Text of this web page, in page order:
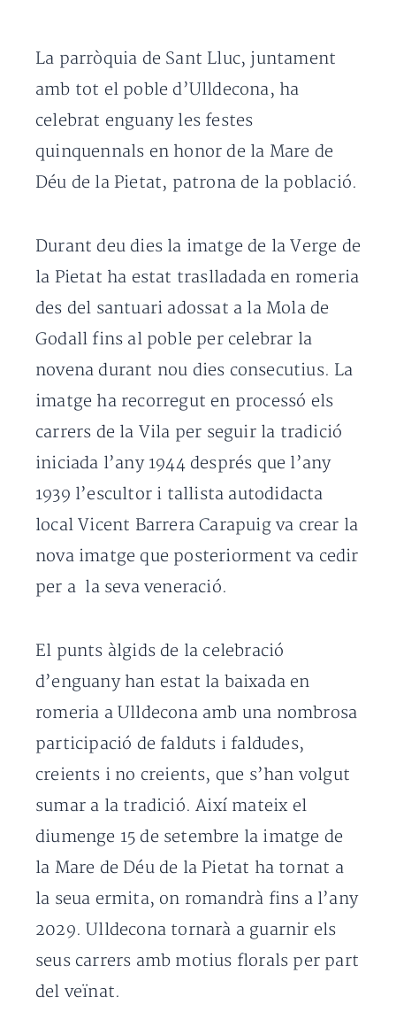
La parròquia de Sant Lluc, juntament
amb tot el poble d’Ulldecona, ha
celebrat enguany les festes
quinquennals en honor de la Mare de
Déu de la Pietat, patrona de la població.
Durant deu dies la imatge de la Verge de
la Pietat ha estat traslladada en romeria
des del santuari adossat a la Mola de
Godall fins al poble per celebrar la
novena durant nou dies consecutius. La
imatge ha recorregut en processó els
carrers de la Vila per seguir la tradició
iniciada l’any 1944 després que l’any
1939 l’escultor i tallista autodidacta
local Vicent Barrera Carapuig va crear la
nova imatge que posteriorment va cedir
per a la seva veneració.
El punts àlgids de la celebració
d’enguany han estat la baixada en
romeria a Ulldecona amb una nombrosa
participació de falduts i faldudes,
creients i no creients, que s’han volgut
sumar a la tradició. Així mateix el
diumenge 15 de setembre la imatge de
la Mare de Déu de la Pietat ha tornat a
la seua ermita, on romandrà fins a l’any
2029. Ulldecona tornarà a guarnir els
seus carrers amb motius florals per part
del veïnat.